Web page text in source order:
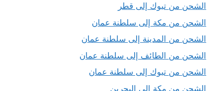
الشحن من تبوك إلى قطر
الشحن من مكة إلى سلطنة عمان
الشحن من المدينة إلى سلطنة عمان
الشحن من الطائف إلى سلطنة عمان
الشحن من تبوك إلى سلطنة عمان
الشحن من مكة إلى البحرين